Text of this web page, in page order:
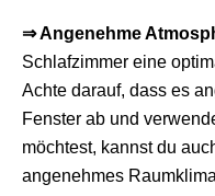
⇒ Angenehme
Schlafzimmer eine
Achte darauf, dass es
Fenster ab und
möchtest, kannst du
angenehmes